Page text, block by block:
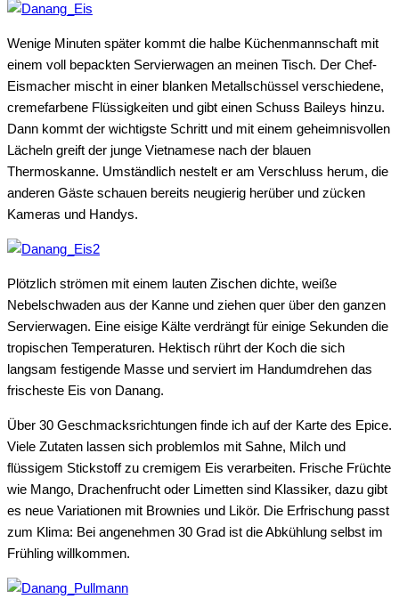
Wenige Minuten später kommt die halbe Küchenmannschaft mit
einem voll bepackten Servierwagen an meinen Tisch. Der Chef-
Eismacher mischt in einer blanken Metallschüssel verschiedene,
cremefarbene Flüssigkeiten und gibt einen Schuss Baileys hinzu.
Dann kommt der wichtigste Schritt und mit einem geheimnisvollen
Lächeln greift der junge Vietnamese nach der blauen
Thermoskanne. Umständlich nestelt er am Verschluss herum, die
anderen Gäste schauen bereits neugierig herüber und zücken
Kameras und Handys.
Plötzlich strömen mit einem lauten Zischen dichte, weiße
Nebelschwaden aus der Kanne und ziehen quer über den ganzen
Servierwagen. Eine eisige Kälte verdrängt für einige Sekunden die
tropischen Temperaturen. Hektisch rührt der Koch die sich
langsam festigende Masse und serviert im Handumdrehen das
frischeste Eis von Danang.
Über 30 Geschmacksrichtungen finde ich auf der Karte des Epice.
Viele Zutaten lassen sich problemlos mit Sahne, Milch und
flüssigem Stickstoff zu cremigem Eis verarbeiten. Frische Früchte
wie Mango, Drachenfrucht oder Limetten sind Klassiker, dazu gibt
es neue Variationen mit Brownies und Likör. Die Erfrischung passt
zum Klima: Bei angenehmen 30 Grad ist die Abkühlung selbst im
Frühling willkommen.